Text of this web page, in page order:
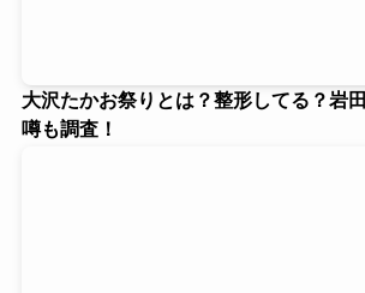
大沢たかお祭りとは？整形してる？岩
噂も調査！